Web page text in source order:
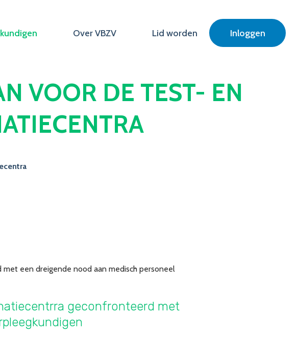
Over VBZV Lid worden Inloggen
VOOR DE TEST- EN
een dreigende nood aan medisch personeel
geconfronteerd met